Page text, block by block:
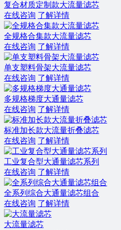
复合材质定制款大流量滤芯
在线咨询 了解详情
全规格合集款大流量滤芯
在线咨询 了解详情
单支塑料骨架大流量滤芯
在线咨询 了解详情
多规格梯度大通量滤芯
在线咨询 了解详情
标准加长款大流量折叠滤芯
在线咨询 了解详情
工业复合型大通量滤芯系列
在线咨询 了解详情
全系列综合大通量滤芯组合
在线咨询 了解详情
大流量滤芯